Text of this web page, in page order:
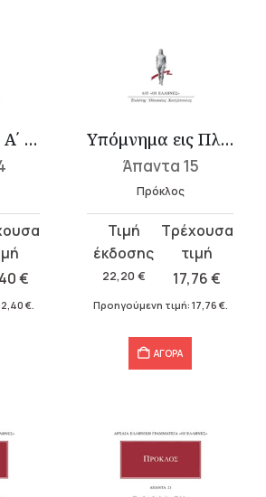
Υπόμνημα εις Α΄ Ευκλείδου Στοιχείων 4
€
€.
Υπόμνημα εις Πλάτωνος Α΄ Αλκιβιάδην 1
Άπαντα 15
Πρόκλος
22,20 €
Original
price
was:
22,20 €.
17,76€
τρέχουσα
τιμή
είναι:
Προηγούμενη τιμή: 17,76 €.
ΑΓΟΡΑ